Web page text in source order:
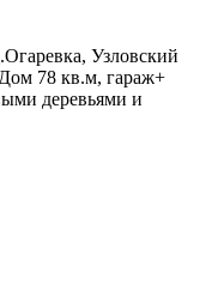
Узловский
78 кв.м, гараж+
деревьями и